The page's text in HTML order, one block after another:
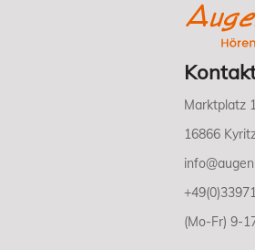
Marktplatz
16866
(Mo-Fr) 9-